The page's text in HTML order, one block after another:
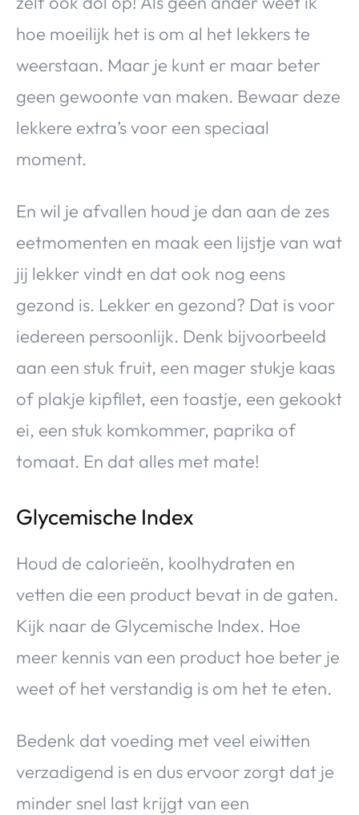
hoe moeilijk het is om al het lekkers te
weerstaan. Maar je kunt er maar beter
geen gewoonte van maken. Bewaar deze
lekkere extra’s voor een speciaal
moment.
En wil je afvallen houd je dan aan de zes
eetmomenten en maak een lijstje van wat
jij lekker vindt en dat ook nog eens
gezond is. Lekker en gezond? Dat is voor
iedereen persoonlijk. Denk bijvoorbeeld
aan een stuk fruit, een mager stukje kaas
of plakje kipfilet, een toastje, een gekookt
ei, een stuk komkommer, paprika of
tomaat. En dat alles met mate!
Glycemische Index
Houd de calorieën, koolhydraten en
vetten die een product bevat in de gaten.
Kijk naar de Glycemische Index. Hoe
meer kennis van een product hoe beter je
weet of het verstandig is om het te eten.
Bedenk dat voeding met veel eiwitten
verzadigend is en dus ervoor zorgt dat je
minder snel last krijgt van een